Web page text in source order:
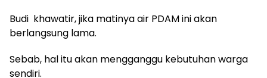
Budi khawatir, jika matinya air PDAM ini akan
berlangsung lama.
Sebab, hal itu akan mengganggu kebutuhan warga
sendiri.